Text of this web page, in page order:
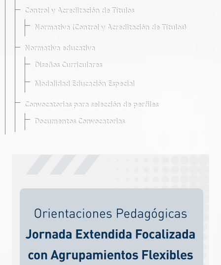
Control y Acreditación de Títulos
Normativa (Control y Acreditación de Títulos)
Normativa educativa
Diseños Curriculares
Modalidad Educación Especial
Convocatorias para selección de perfiles
Documentos Convocatorias